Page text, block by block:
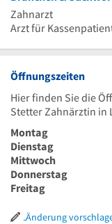
Zahnarzt
Arzt für
Öffnungszeiten
Hier finden Sie die
Stetter Zahnärztin in
Montag
Dienstag
Mittwoch
Donnerstag
Freitag
Änderung